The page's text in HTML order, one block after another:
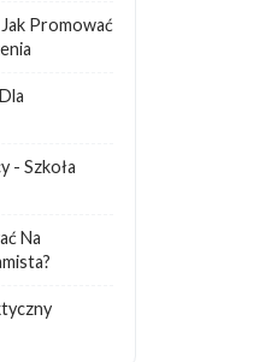
Promować
- Szkoła
Na